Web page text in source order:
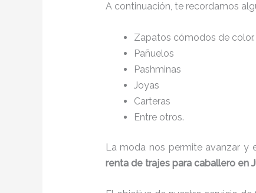
A continuación, te recordamos
Zapatos cómodos de color.
Pañuelos
Pashminas
Joyas
Carteras
Entre otros.
La moda nos permite avanzar y
renta de trajes para caballero en